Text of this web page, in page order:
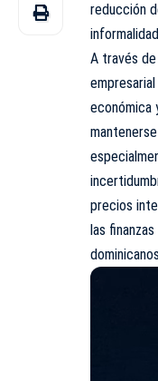
reducción
A través
económica
precios
las